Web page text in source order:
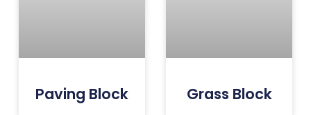
Paving Block Grass Block